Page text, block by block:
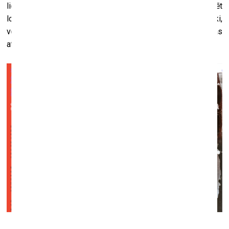
liela, lai to uztvertu kā anonīmu masu. Mēs spējam ietekmēt
lokālo ainu, taču varam būt arī pamanāmi starptautiski,
veicinot Latvijas un Baltijas valstu mākslas ainas
atpazīstamību. Vai tas ir gana personiski?